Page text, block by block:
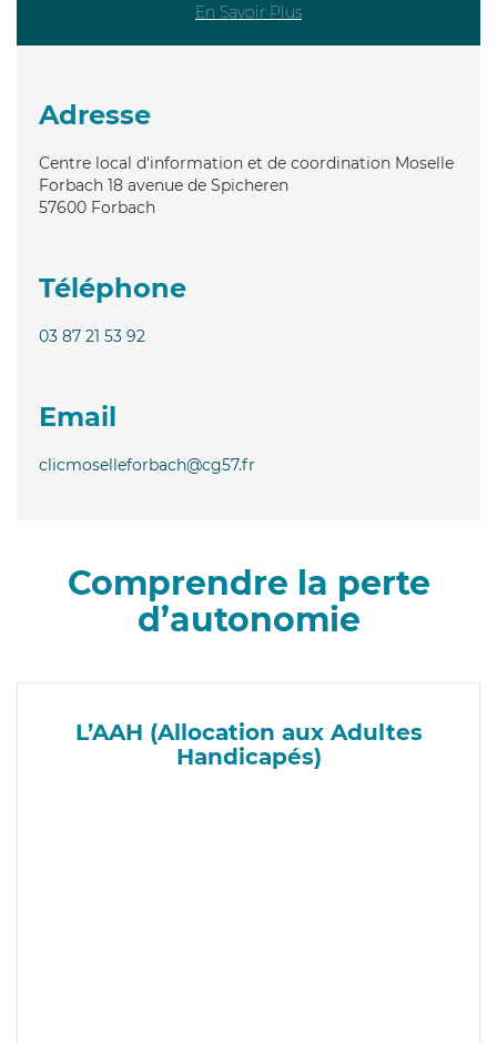
En Savoir Plus
Adresse
Centre local d'information et de coordination Moselle
Forbach 18 avenue de Spicheren
57600 Forbach
Téléphone
03 87 21 53 92
Email
clicmoselleforbach@cg57.fr
Comprendre la perte
d’autonomie
L’AAH (Allocation aux Adultes
Handicapés)